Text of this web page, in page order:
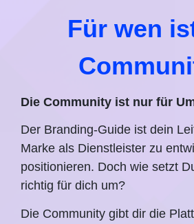
Für wen
Die Community ist nur für
Der Branding-Guide ist dein
Marke als Dienstleister zu
positionieren. Doch wie setzt
richtig für dich um?
Die Community gibt dir die